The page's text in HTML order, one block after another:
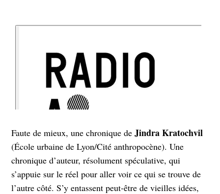
Faute de mieux, une chronique de Jindra Kratochvil
(École urbaine de Lyon/Cité anthropocène). Une
chronique d’auteur, résolument spéculative, qui
s’appuie sur le réel pour aller voir ce qui se trouve de
l’autre côté. S’y entassent peut-être de vieilles idées,